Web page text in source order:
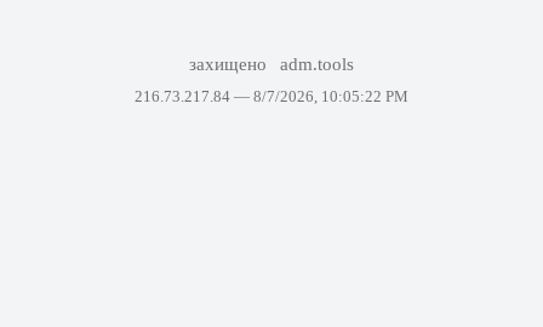
захищено adm.tools
216.73.217.84 — 8/7/2026, 10:05:22 PM